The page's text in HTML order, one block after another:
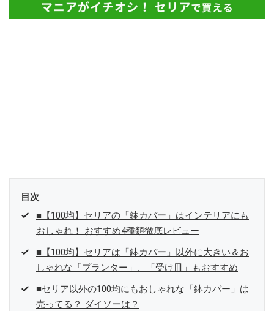
目次
■【100均】セリアの「鉢カバー」はインテリアにも
おしゃれ！ おすすめ4種類徹底レビュー
■【100均】セリアは「鉢カバー」以外に大きい＆お
しゃれな「プランター」、「受け皿」もおすすめ
■セリア以外の100均にもおしゃれな「鉢カバー」は
売ってる？ ダイソーは？